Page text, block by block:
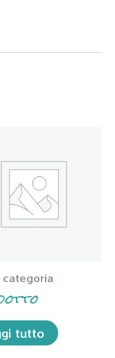
categoria
tutto